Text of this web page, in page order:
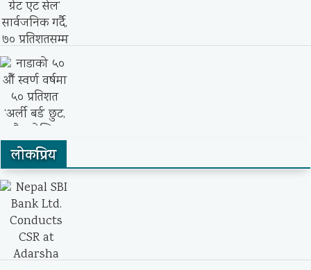
नेपाल बैंक र चितवन इनर्जीबीच ४.७५ मेगावाट
जलविद्युत्...
दराज नेपालले ‘८.८ ग्रेट एट सेल’ सार्वजनिक
गर्दै,...
नाडाको ५० औँ स्वर्ण वर्षमा ५० प्रतिशत ‘अर्ली...
लाेकप्रिय